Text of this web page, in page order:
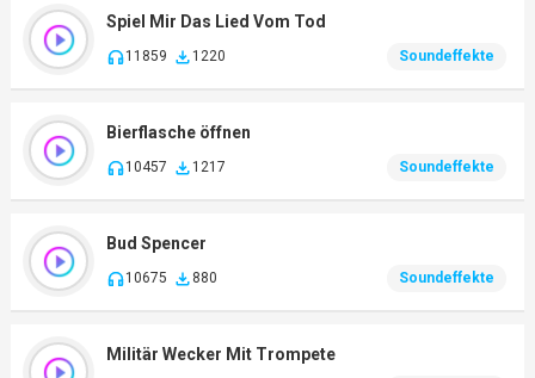
Spiel Mir Das Lied Vom Tod
11859 1220 Soundeffekte
Bierflasche öffnen
10457 1217 Soundeffekte
Bud Spencer
10675 880 Soundeffekte
Militär Wecker Mit Trompete